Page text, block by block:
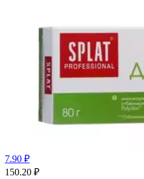
7.90 ₽
150.20 ₽